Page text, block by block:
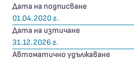
Дата на подписване
01.04.2020 г.
Дата на изтичане
31.12.2026 г.
Автоматично удължаване